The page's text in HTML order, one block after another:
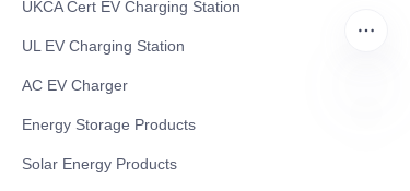
UKCA Cert EV Charging Station
UL EV Charging Station
AC EV Charger
Energy Storage Products
Solar Energy Products